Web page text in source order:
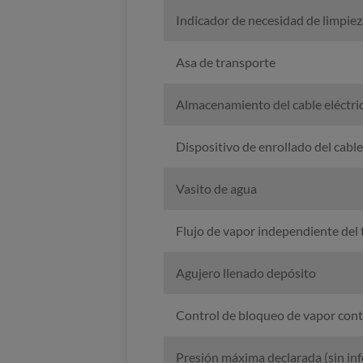
Indicador de necesidad de
Asa de transporte
Almacenamiento del cable
Dispositivo de enrollado del
Vasito de agua
Flujo de vapor independiente
Agujero llenado depósito
Control de bloqueo de vapor
Presión máxima declarada (sin